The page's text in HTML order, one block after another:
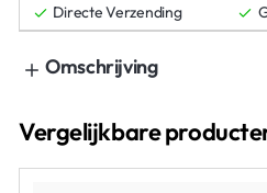
Directe Verzending
Omschrijving
Vergelijkbare